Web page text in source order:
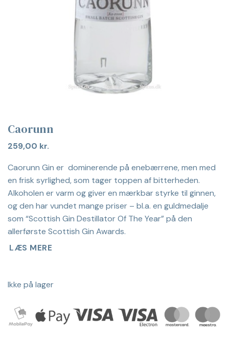
Caorunn
259,00 kr.
Caorunn Gin er dominerende på enebærrene, men med
en frisk syrlighed, som tager toppen af bitterheden.
Alkoholen er varm og giver en mærkbar styrke til ginnen,
og den har vundet mange priser – bl.a. en guldmedalje
som “Scottish Gin Destillator Of The Year” på den
allerførste Scottish Gin Awards.
LÆS MERE
Ikke på lager